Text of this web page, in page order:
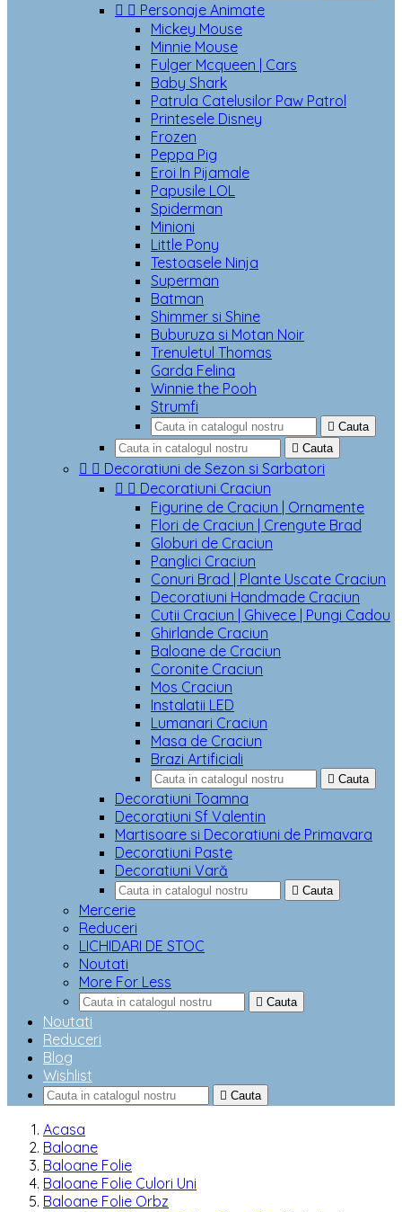
  Personaje Animate
Mickey Mouse
Minnie Mouse
Fulger Mcqueen | Cars
Baby Shark
Patrula Catelusilor Paw Patrol
Printesele Disney
Frozen
Peppa Pig
Eroi In Pijamale
Papusile LOL
Spiderman
Minioni
Little Pony
Testoasele Ninja
Superman
Batman
Shimmer si Shine
Buburuza si Motan Noir
Trenuletul Thomas
Garda Felina
Winnie the Pooh
Strumfi
 Cauta
 Cauta
  Decoratiuni de Sezon si Sarbatori
  Decoratiuni Craciun
Figurine de Craciun | Ornamente
Flori de Craciun | Crengute Brad
Globuri de Craciun
Panglici Craciun
Conuri Brad | Plante Uscate Craciun
Decoratiuni Handmade Craciun
Cutii Craciun | Ghivece | Pungi Cadou
Ghirlande Craciun
Baloane de Craciun
Coronite Craciun
Mos Craciun
Instalatii LED
Lumanari Craciun
Masa de Craciun
Brazi Artificiali
 Cauta
Decoratiuni Toamna
Decoratiuni Sf Valentin
Martisoare si Decoratiuni de Primavara
Decoratiuni Paste
Decoratiuni Vară
 Cauta
Mercerie
Reduceri
LICHIDARI DE STOC
Noutati
More For Less
 Cauta
Noutati
Reduceri
Blog
Wishlist
 Cauta
Acasa
Baloane
Baloane Folie
Baloane Folie Culori Uni
Baloane Folie Orbz